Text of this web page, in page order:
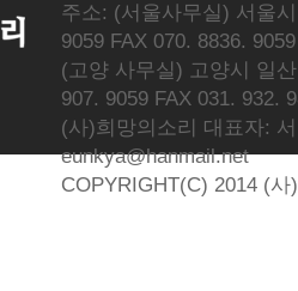
주소: (서울사무실) 서울
9059 FAX 070. 8836. 9059
(고양 사무실) 고양시 일
907. 9059 FAX 031. 932.
(사)희망의소리 대표자:
eunkya@hanmail.net
COPYRIGHT(C) 2014 (